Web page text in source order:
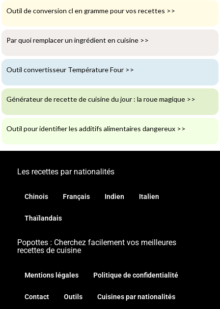
Outil de conversion cl en gramme pour vos recettes >>
Par quoi remplacer un ingrédient en cuisine >>
Outil convertisseur Température Four >>
Générateur de recette de cuisine du jour : la roue magique >>
Outil pour identifier les additifs alimentaires dangereux >>
Les recettes par nationalités
Chinois Français Indien Italien
Thaïlandais
Popottes : Cherchez facilement vos meilleures
recettes de cuisine
Mentions légales Politique de confidentialité
Contact Outils Cuisines par nationalités